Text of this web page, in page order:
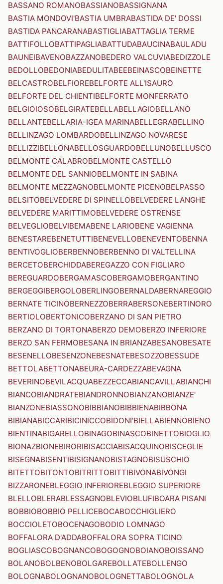
BASSANO ROMANOBASSIANOBASSIGNANA
BASTIA MONDOVI'BASTIA UMBRABASTIDA DE' DOSSI
BASTIDA PANCARANABASTIGLIABATTAGLIA TERME
BATTIFOLLOBATTIPAGLIABATTUDABAUCINABAULADU
BAUNEIBAVENOBAZZANOBEDERO VALCUVIABEDIZZOLE
BEDOLLOBEDONIABEDULITABEEBEINASCOBEINETTE
BELCASTROBELFIOREBELFORTE ALL'ISAURO
BELFORTE DEL CHIENTIBELFORTE MONFERRATO
BELGIOIOSOBELGIRATEBELLABELLAGIOBELLANO
BELLANTEBELLARIA-IGEA MARINABELLEGRABELLINO
BELLINZAGO LOMBARDOBELLINZAGO NOVARESE
BELLIZZIBELLONABELLOSGUARDOBELLUNOBELLUSCO
BELMONTE CALABROBELMONTE CASTELLO
BELMONTE DEL SANNIOBELMONTE IN SABINA
BELMONTE MEZZAGNOBELMONTE PICENOBELPASSO
BELSITOBELVEDERE DI SPINELLOBELVEDERE LANGHE
BELVEDERE MARITTIMOBELVEDERE OSTRENSE
BELVEGLIOBELVIBEMABENE LARIOBENE VAGIENNA
BENESTAREBENETUTTIBENEVELLOBENEVENTOBENNA
BENTIVOGLIOBERBENNOBERBENNO DI VALTELLINA
BERCETOBERCHIDDABEREGAZZO CON FIGLIARO
BEREGUARDOBERGAMASCOBERGAMOBERGANTINO
BERGEGGIBERGOLOBERLINGOBERNALDABERNAREGGIO
BERNATE TICINOBERNEZZOBERRABERSONEBERTINORO
BERTIOLOBERTONICOBERZANO DI SAN PIETRO
BERZANO DI TORTONABERZO DEMOBERZO INFERIORE
BERZO SAN FERMOBESANA IN BRIANZABESANOBESATE
BESENELLOBESENZONEBESNATEBESOZZOBESSUDE
BETTOLABETTONABEURA-CARDEZZABEVAGNA
BEVERINOBEVILACQUABEZZECCABIANCAVILLABIANCHI
BIANCOBIANDRATEBIANDRONNOBIANZANOBIANZE'
BIANZONEBIASSONOBIBBIANOBIBBIENABIBBONA
BIBIANABICCARIBICINICCOBIDONI'BIELLABIENNOBIENO
BIENTINABIGARELLOBINAGOBINASCOBINETTOBIOGLIO
BIONAZBIONEBIRORIBISACCIABISACQUINOBISCEGLIE
BISEGNABISENTIBISIGNANOBISTAGNOBISUSCHIO
BITETTOBITONTOBITRITTOBITTIBIVONABIVONGI
BIZZARONEBLEGGIO INFERIOREBLEGGIO SUPERIORE
BLELLOBLERABLESSAGNOBLEVIOBLUFIBOARA PISANI
BOBBIOBOBBIO PELLICEBOCABOCCHIGLIERO
BOCCIOLETOBOCENAGOBODIO LOMNAGO
BOFFALORA D'ADDABOFFALORA SOPRA TICINO
BOGLIASCOBOGNANCOBOGOGNOBOIANOBOISSANO
BOLANOBOLBENOBOLGAREBOLLATEBOLLENGO
BOLOGNABOLOGNANOBOLOGNETTABOLOGNOLA